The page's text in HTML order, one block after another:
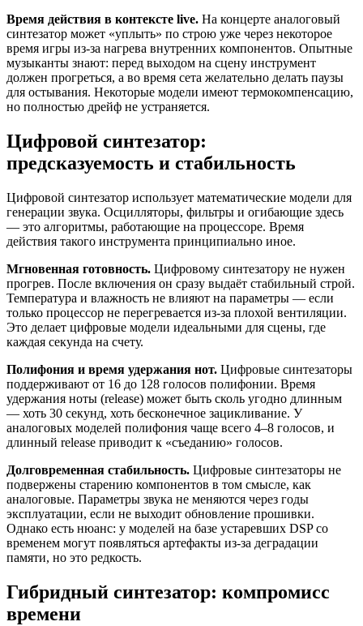
Время действия в контексте live. На концерте аналоговый
синтезатор может «уплыть» по строю уже через некоторое
время игры из-за нагрева внутренних компонентов. Опытные
музыканты знают: перед выходом на сцену инструмент
должен прогреться, а во время сета желательно делать паузы
для остывания. Некоторые модели имеют термокомпенсацию,
но полностью дрейф не устраняется.
Цифровой синтезатор:
предсказуемость и стабильность
Цифровой синтезатор использует математические модели для
генерации звука. Осцилляторы, фильтры и огибающие здесь
— это алгоритмы, работающие на процессоре. Время
действия такого инструмента принципиально иное.
Мгновенная готовность. Цифровому синтезатору не нужен
прогрев. После включения он сразу выдаёт стабильный строй.
Температура и влажность не влияют на параметры — если
только процессор не перегревается из-за плохой вентиляции.
Это делает цифровые модели идеальными для сцены, где
каждая секунда на счету.
Полифония и время удержания нот. Цифровые синтезаторы
поддерживают от 16 до 128 голосов полифонии. Время
удержания ноты (release) может быть сколь угодно длинным
— хоть 30 секунд, хоть бесконечное зацикливание. У
аналоговых моделей полифония чаще всего 4–8 голосов, и
длинный release приводит к «съеданию» голосов.
Долговременная стабильность. Цифровые синтезаторы не
подвержены старению компонентов в том смысле, как
аналоговые. Параметры звука не меняются через годы
эксплуатации, если не выходит обновление прошивки.
Однако есть нюанс: у моделей на базе устаревших DSP со
временем могут появляться артефакты из-за деградации
памяти, но это редкость.
Гибридный синтезатор: компромисс
времени